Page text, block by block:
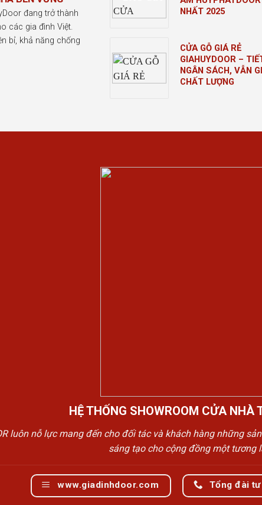
đang trở thành
các gia đình Việt.
bỉ, khả năng chống
NHẤT 2025
CỬA GỖ GIÁ RẺ
GIAHUYDOOR –
NGÂN SÁCH, VẪN
CHẤT LƯỢNG
HỆ THỐNG SHOWROOM CỬA NHÀ
luôn nỗ lực mang đến cho đối tác và khách hàng những
sáng tạo cho cộng đồng một tương
www.giadinhdoor.com Tổng đài